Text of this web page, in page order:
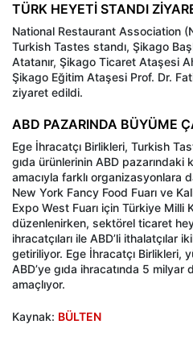
TÜRK HEYETİ STANDI
National Restaurant Association
Turkish Tastes standı, Şikago
Atatanır, Şikago Ticaret Ataşesi
Şikago Eğitim Ataşesi Prof. Dr.
ziyaret edildi.
ABD PAZARINDA BÜYÜME
Ege İhracatçı Birlikleri, Turkish
gıda ürünlerinin ABD pazarındaki
amacıyla farklı organizasyonlara
New York Fancy Food Fuarı ve
Expo West Fuarı için Türkiye Milli
düzenlenirken, sektörel ticaret
ihracatçıları ile ABD’li ithalatçılar
getiriliyor. Ege İhracatçı Birlikleri,
ABD’ye gıda ihracatında 5 milyar
amaçlıyor.
Kaynak: BÜLTEN